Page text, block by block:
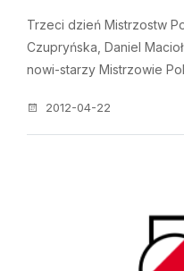
Trzeci dzień Mistrzostw
Czupryńska, Daniel
nowi-starzy Mistrzowie
2012-04-22